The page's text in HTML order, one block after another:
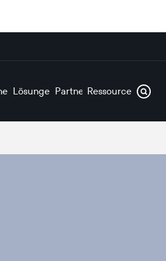
Lösungen Partner Ressourcen